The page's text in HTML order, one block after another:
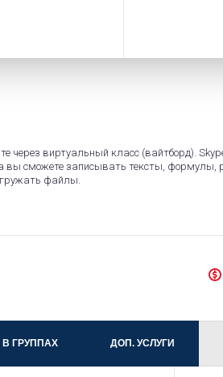
через виртуальный класс (вайтборд).
вы сможете записывать тексты, формулы,
файлы.
В ГРУППАХ ДОП. УСЛУГИ